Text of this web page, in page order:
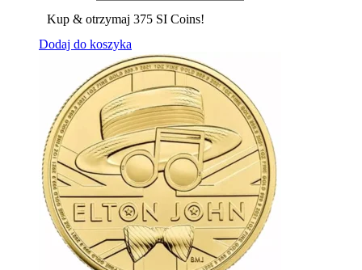
Kup & otrzymaj 375 SI Coins!
Dodaj do koszyka